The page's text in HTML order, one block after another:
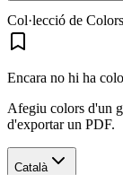
Col·lecció de Colors
Encara no hi ha
Afegiu colors d'un
d'exportar un PDF.
Català